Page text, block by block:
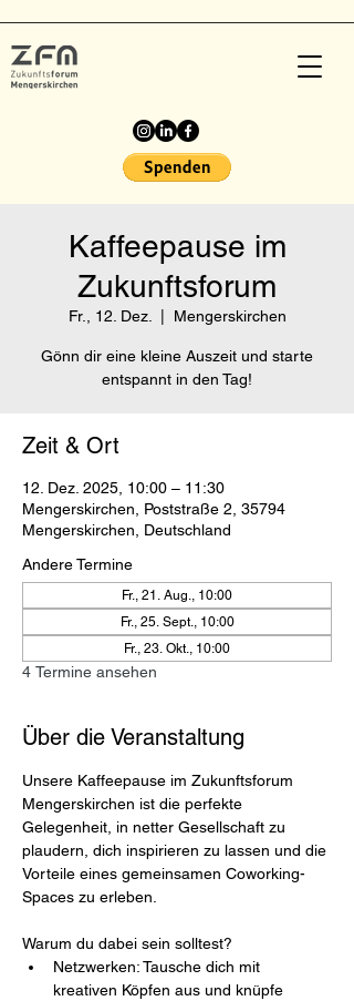
Kaffeepause im
Zukunftsforum
Fr., 12. Dez. Mengerskirchen
Gönn dir eine kleine Auszeit und starte
entspannt in den Tag!
Zeit & Ort
12. Dez. 2025, 10:00 – 11:30
Mengerskirchen, Poststraße 2, 35794
Mengerskirchen, Deutschland
Andere Termine
Fr., 21. Aug., 10:00
Fr., 25. Sept., 10:00
Fr., 23. Okt., 10:00
4 Termine ansehen
Über die Veranstaltung
Unsere Kaffeepause im Zukunftsforum
Mengerskirchen ist die perfekte
Gelegenheit, in netter Gesellschaft zu
plaudern, dich inspirieren zu lassen und die
Vorteile eines gemeinsamen Coworking-
Spaces zu erleben.
Warum du dabei sein solltest?
Netzwerken: Tausche dich mit
kreativen Köpfen aus und knüpfe